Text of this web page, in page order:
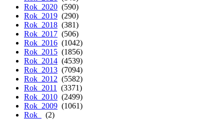
Rok 2020 (590)
Rok 2019 (290)
Rok 2018 (381)
Rok 2017 (506)
Rok 2016 (1042)
Rok 2015 (1856)
Rok 2014 (4539)
Rok 2013 (7094)
Rok 2012 (5582)
Rok 2011
(3371)
Rok 2010 (2499)
Rok 2009 (1061)
Rok
(2)